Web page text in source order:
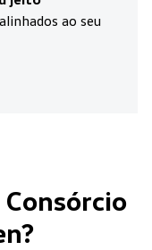
ao seu